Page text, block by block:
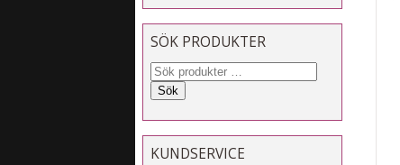
SÖK PRODUKTER
Sök
KUNDSERVICE